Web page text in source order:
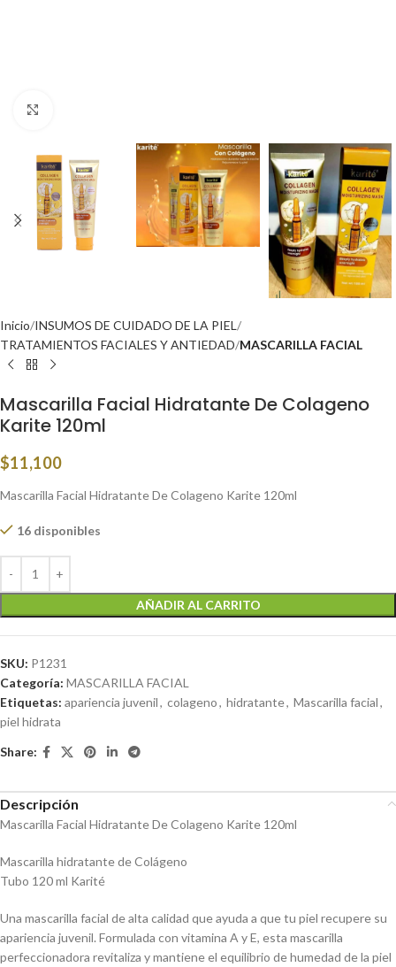
Inicio INSUMOS DE CUIDADO DE LA PIEL
TRATAMIENTOS FACIALES Y ANTIEDAD MASCARILLA FACIAL
Mascarilla Facial Hidratante De Colageno
Karite 120ml
$11,100
Mascarilla Facial Hidratante De Colageno Karite 120ml
16 disponibles
AÑADIR AL CARRITO
SKU: P1231
Categoría: MASCARILLA FACIAL
Etiquetas: apariencia juvenil, colageno, hidratante, Mascarilla facial,
piel hidrata
Share:
Descripción
Mascarilla Facial Hidratante De Colageno Karite 120ml
Mascarilla hidratante de Colágeno
Tubo 120 ml Karité
Una mascarilla facial de alta calidad que ayuda a que tu piel recupere su
apariencia juvenil. Formulada con vitamina A y E, esta mascarilla
perfeccionadora revitaliza y mantiene el equilibrio de humedad de la piel